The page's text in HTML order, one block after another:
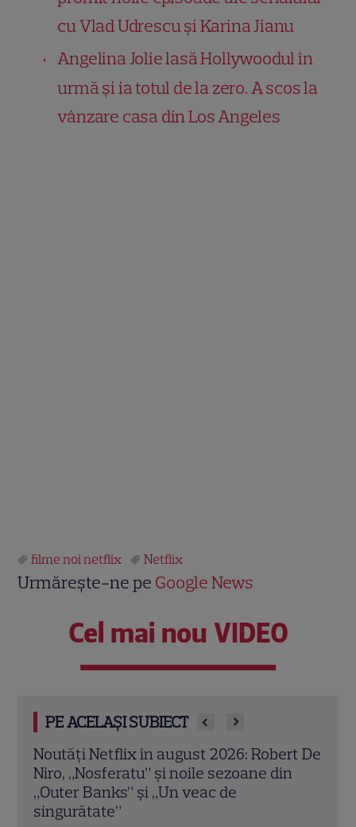
cu Vlad Udrescu și Karina Jianu
Angelina Jolie lasă Hollywoodul în
urmă și ia totul de la zero. A scos la
vânzare casa din Los Angeles
filme noi netflix Netflix
Urmărește-ne pe Google News
Cel mai nou VIDEO
PE ACELAȘI SUBIECT
„Palatul de Est”, noul fenomen coreean
de pe Netflix: Regele blestemat,
fantomele și exorcistul care sfidează
moartea